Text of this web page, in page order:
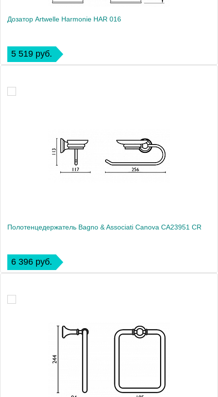
Дозатор Artwelle Harmonie HAR 016
5 519 руб.
Полотенцедержатель Bagno & Associati Canova CA23951 CR
6 396 руб.